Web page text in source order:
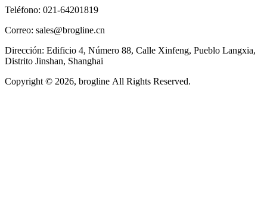
Teléfono: 021-64201819
Correo: sales@brogline.cn
Dirección: Edificio 4, Número 88, Calle Xinfeng, Pueblo Langxia,
Distrito Jinshan, Shanghai
Copyright © 2026, brogline All Rights Reserved.